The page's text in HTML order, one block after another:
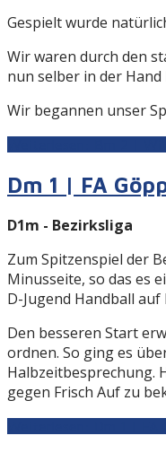
Gespielt wurde
Wir waren durch den
nun selber in der
Wir begannen unser
Dm 1 | FA
D1m - Bezirksliga
Zum Spitzenspiel der
Minusseite, so das es
D-Jugend Handball
Den besseren Start
ordnen. So ging es
Halbzeitbesprechung.
gegen Frisch Auf zu